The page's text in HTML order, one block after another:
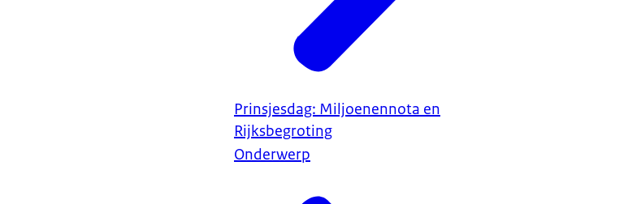
Prinsjesdag: Miljoenennota en
Rijksbegroting
Onderwerp